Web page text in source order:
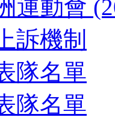
運動會
訴機制
隊名單
隊名單